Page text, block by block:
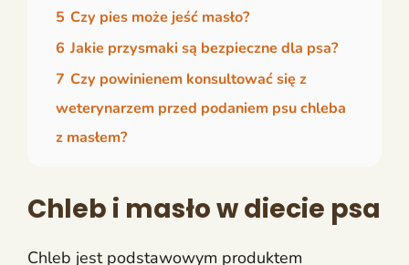
5 Czy pies może jeść masło?
6 Jakie przysmaki są bezpieczne dla psa?
7 Czy powinienem konsultować się z
weterynarzem przed podaniem psu chleba
z masłem?
Chleb i masło w diecie psa
Chleb jest podstawowym produktem